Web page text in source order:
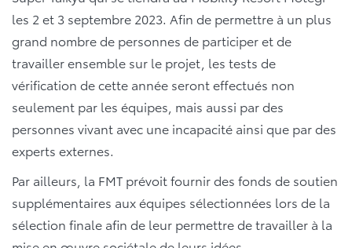
les 2 et 3 septembre 2023. Afin de permettre à un plus
grand nombre de personnes de participer et de
travailler ensemble sur le projet, les tests de
vérification de cette année seront effectués non
seulement par les équipes, mais aussi par des
personnes vivant avec une incapacité ainsi que par des
experts externes.
Par ailleurs, la FMT prévoit fournir des fonds de soutien
supplémentaires aux équipes sélectionnées lors de la
sélection finale afin de leur permettre de travailler à la